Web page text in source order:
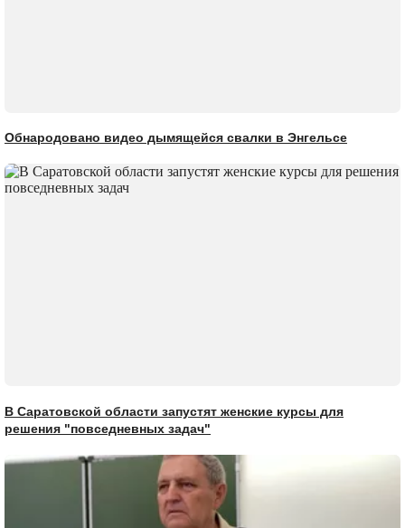
Обнародовано видео дымящейся свалки в Энгельсе
В Саратовской области запустят женские курсы для
решения "повседневных задач"